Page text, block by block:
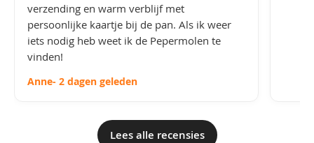
verzending en warm verblijf met
persoonlijke kaartje bij de pan. Als ik weer
iets nodig heb weet ik de Pepermolen te
vinden!
Anne- 2 dagen geleden
Lees alle recensies